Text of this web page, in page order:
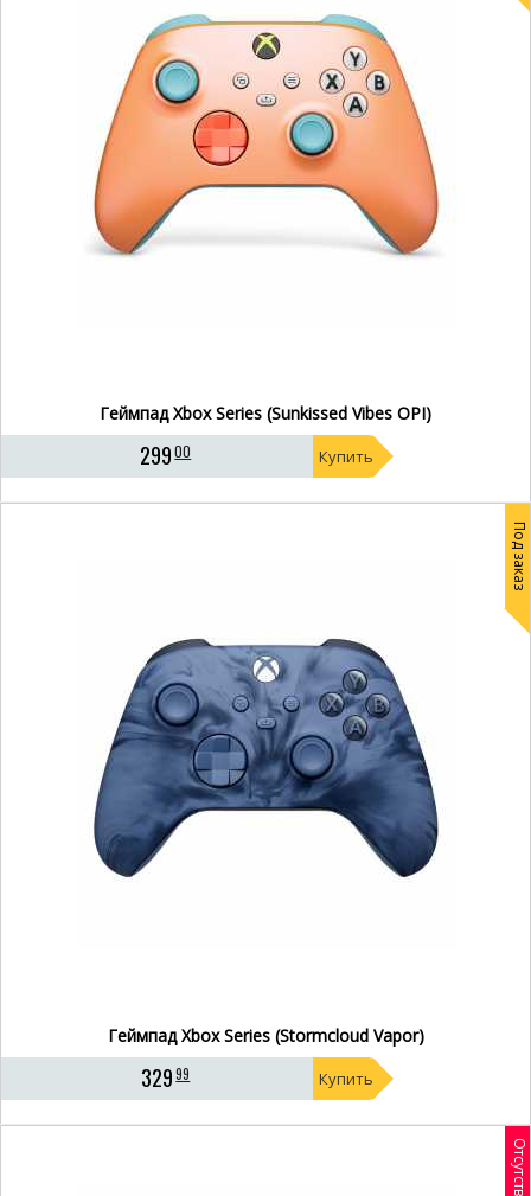
Геймпад Xbox Series (Sunkissed Vibes OPI)
29900 Купить
Под заказ
Геймпад Xbox Series (Stormcloud Vapor)
32999 Купить
Отсутствует